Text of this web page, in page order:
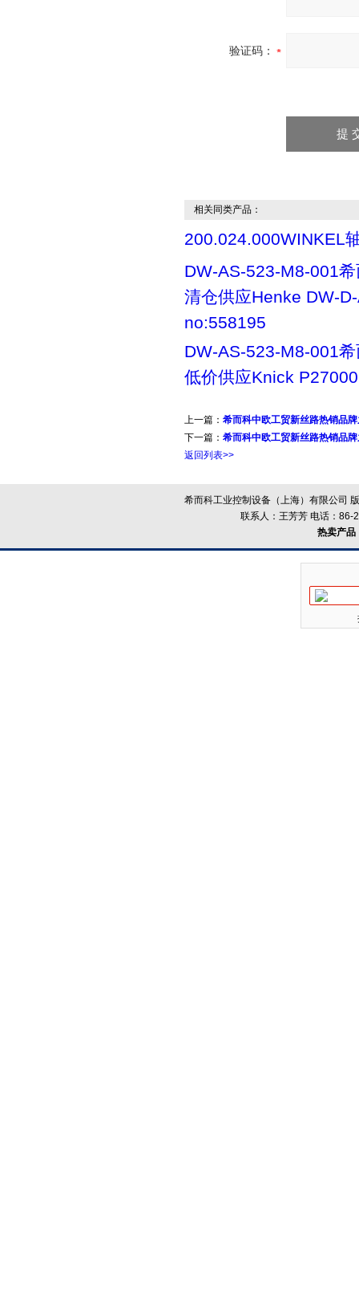
验证码：
相关同类产品：
200.024.000WINKEL
DW-AS-523-M8-001
清仓供应Henke DW-
no:558195
DW-AS-523-M8-001
低价供应Knick
上一篇： 希而科中欧工贸新丝路热销品
下一篇： 希而科中欧工贸新丝路热销品
返回列表>>
希而科工业控制设备（上海）有限公司
联系人：王芳芳 电话：
热卖产品